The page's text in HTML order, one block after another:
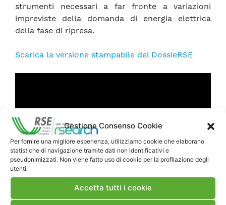
Gestione Consenso Cookie
Per fornire una migliore esperienza, utilizziamo cookie che elaborano
statistiche di navigazione tramite dati non identificativi e
pseudonimizzati. Non viene fatto uso di cookie per la profilazione degli
utenti.
Accetta tutti i cookie
strumenti necessari a far fronte a variazioni
impreviste della domanda di energia elettrica
della fase di ripresa.
Scarica la versione stampabile del DossieRSE